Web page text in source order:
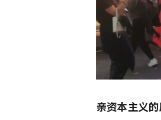
亲资本主义